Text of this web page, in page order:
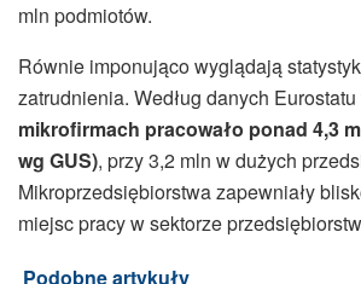
mln podmiotów.
Równie imponująco wyglądają
zatrudnienia. Według danych Eurostatu
mikrofirmach pracowało ponad 4,3
wg GUS), przy 3,2 mln w dużych
Mikroprzedsiębiorstwa zapewniały
miejsc pracy w sektorze
Podobne artykuły